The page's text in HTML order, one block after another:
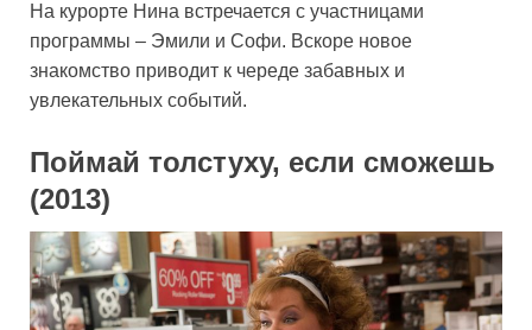
На курорте Нина встречается с участницами
программы – Эмили и Софи. Вскоре новое
знакомство приводит к череде забавных и
увлекательных событий.
Поймай толстуху, если сможешь
(2013)